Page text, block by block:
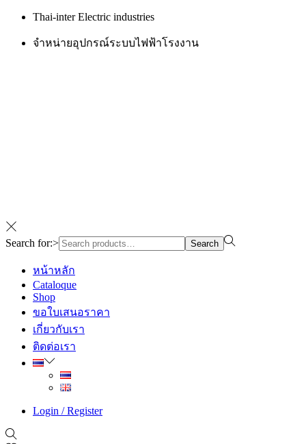
Thai-inter Electric industries
จำหน่ายอุปกรณ์ระบบไฟฟ้าโรงงาน
Search for:> Search
หน้าหลัก
Cataloque
Shop
ขอใบเสนอราคา
เกี่ยวกับเรา
ติดต่อเรา
Login / Register